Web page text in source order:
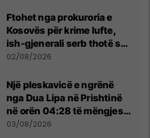
Ftohet nga prokuroria e
Kosovës për krime lufte,
ish-gjenerali serb thotë se
dikush e tradhtoi në
02/08/2026
Një pleskavicë e ngrënë
nga Dua Lipa në Prishtinë
në orën 04:28 të mëngjesit
- dhe bota digjitale serbe
03/08/2026